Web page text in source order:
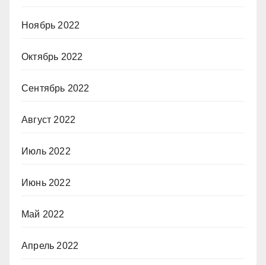
Ноябрь 2022
Октябрь 2022
Сентябрь 2022
Август 2022
Июль 2022
Июнь 2022
Май 2022
Апрель 2022